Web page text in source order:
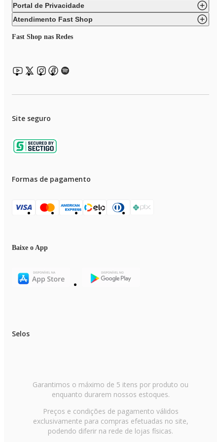
Portal de Privacidade
Atendimento Fast Shop
Fast Shop nas Redes
Site seguro
Formas de pagamento
Baixe o App
Selos
Garantimos o máximo de 5 itens por produto ou
enquanto durarem nossos estoques.
Preços e condições de pagamento válidos
exclusivamente para compras efetuadas no site,
podendo diferir na rede de lojas físicas.